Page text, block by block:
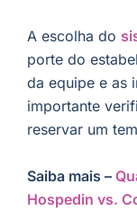
A escolha do
porte do
da equipe e as
importante
reservar um
Saiba mais –
Hospedin vs.